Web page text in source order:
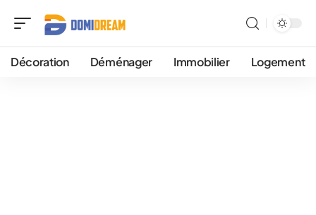
Décoration Déménager Immobilier Logement